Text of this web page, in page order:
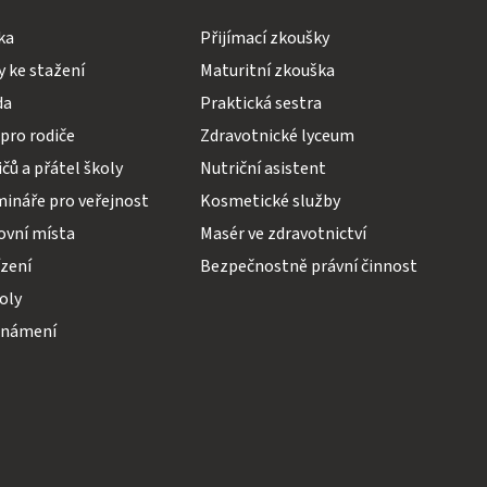
ke stažení
rodiče
a přátel školy
pro veřejnost
místa
Přijímací zkoušky
Maturitní zkouška
Praktická sestra
Zdravotnické lyceum
Nutriční asistent
Kosmetické služby
Masér ve zdravotnictví
Bezpečnostně právní činnost